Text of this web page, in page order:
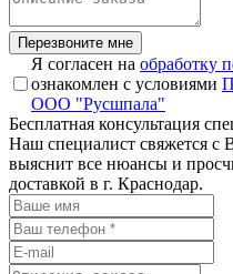
Перезвоните мне
Я согласен на обработку
ознакомлен с условиями
ООО "Русшпала"
Бесплатная консультация
Наш специалист свяжется с
выяснит все нюансы и
доставкой в г. Краснодар.